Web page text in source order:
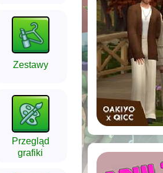
Zestawy
Przegląd
grafiki